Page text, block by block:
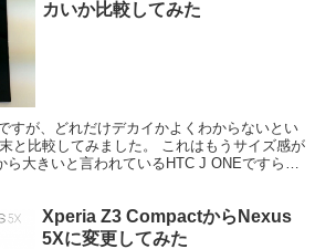
カいか比較してみた
すが、どれだけデカイかよくわからないとい
と比較してみました。 これはもうサイズ感が
大きいと言われているHTC J ONEですら、
Xperia Z3 CompactからNexus
5Xに変更してみた